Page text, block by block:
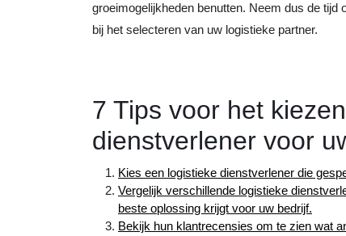
groeimogelijkheden benutten. Neem dus de
bij het selecteren van uw logistieke partner.
7 Tips voor het
dienstverlener voor
Kies een logistieke dienstverlener die
Vergelijk verschillende logistieke
beste oplossing krijgt voor uw bedrijf.
Bekijk hun klantrecensies om te zien wat